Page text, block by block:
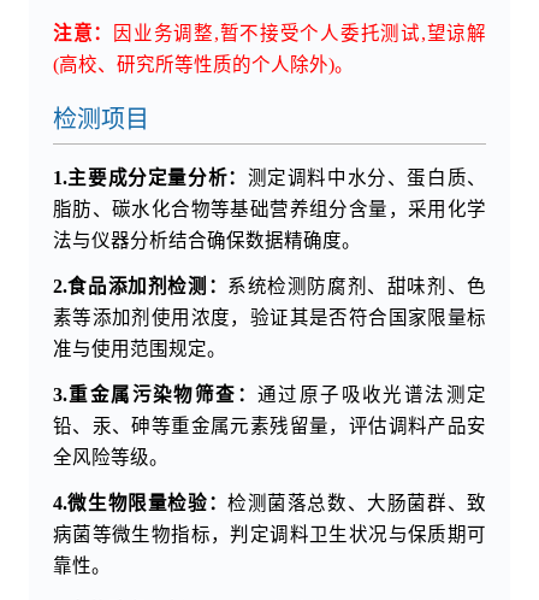
注意：
因业务调整,暂不接受个人委托测试,望谅解
(高校、研究所等性质的个人除外)。
检测项目
1.主要成分定量分析： 测定调料中水分、蛋白质、
脂肪、碳水化合物等基础营养组分含量，采用化学
法与仪器分析结合确保数据精确度。
2.食品添加剂检测： 系统检测防腐剂、甜味剂、色
素等添加剂使用浓度，验证其是否符合国家限量标
准与使用范围规定。
3.重金属污染物筛查： 通过原子吸收光谱法测定
铅、汞、砷等重金属元素残留量，评估调料产品安
全风险等级。
4.微生物限量检验：检测菌落总数、大肠菌群、致
病菌等微生物指标，判定调料卫生状况与保质期可
靠性。